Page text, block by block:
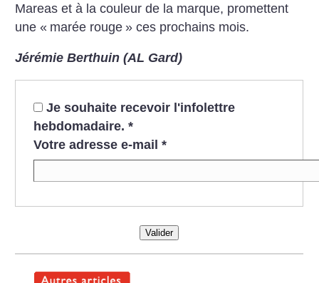
Mareas et à la couleur de la marque, promettent
une « marée rouge » ces prochains mois.
Jérémie Berthuin (AL Gard)
Je souhaite recevoir l'infolettre
hebdomadaire. *
Votre adresse e-mail *
Valider